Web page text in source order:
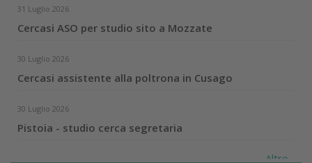
31 Luglio 2026
Cercasi ASO per studio sito a Mozzate
30 Luglio 2026
Cercasi assistente alla poltrona in Cusago
30 Luglio 2026
Pistoia - studio cerca segretaria
Altro...